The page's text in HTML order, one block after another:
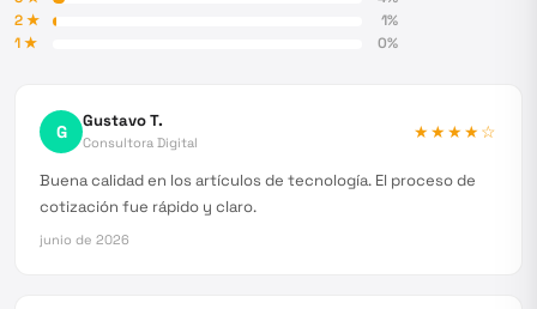
2★ 1%
1★ 0%
G Gustavo T.
Consultora Digital
★★★★☆
Buena calidad en los artículos de tecnología. El proceso de
cotización fue rápido y claro.
junio de 2026